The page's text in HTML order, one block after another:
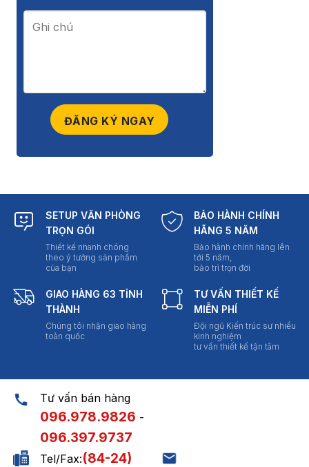
SETUP VĂN PHÒNG
TRỌN GÓI
Thiết kế nhanh chóng
theo ý tưởng sản phẩm
của bạn
BẢO HÀNH CHÍNH
HÃNG 5 NĂM
Bảo hành chính hãng lên
tới 5 năm,
bảo trì trọn đời
GIAO HÀNG 63 TỈNH
THÀNH
Chúng tôi nhận giao hàng
toàn quốc
TƯ VẤN THIẾT KẾ
MIỄN PHÍ
Đội ngũ Kiến trúc sư nhiều
kinh nghiệm
tư vấn thiết kế tận tâm
Tư vấn bán hàng
096.978.9826 -
096.397.9737
Tel/Fax:(84-24)